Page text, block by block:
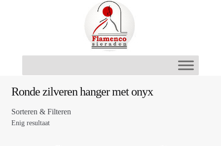
Ronde zilveren hanger met onyx
Sorteren & Filteren
Enig resultaat